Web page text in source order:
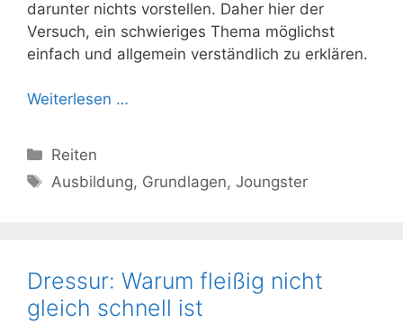
darunter nichts vorstellen. Daher hier der
Versuch, ein schwieriges Thema möglichst
einfach und allgemein verständlich zu erklären.
Weiterlesen …
Kategorien
Reiten
Schlagwörter
Ausbildung, Grundlagen,Joungster
Dressur: Warum fleißig nicht
gleich schnell ist